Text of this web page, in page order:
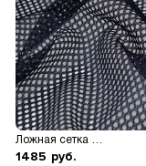
1485 руб.